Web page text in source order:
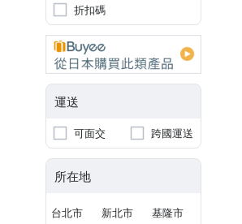
折扣碼
運送
可面交 跨國運送
所在地
台北市 新北市 基隆市